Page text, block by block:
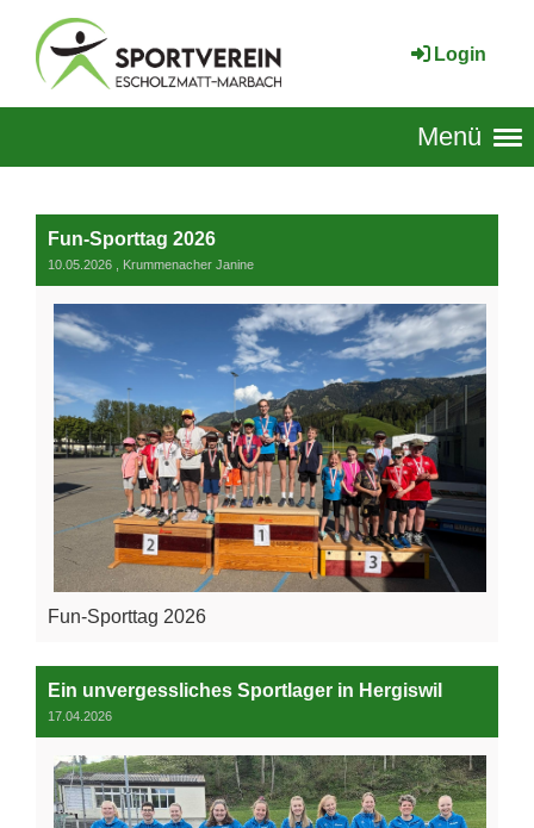
Login
Menü
Fun-Sporttag 2026
10.05.2026 , Krummenacher Janine
Fun-Sporttag 2026
Ein unvergessliches Sportlager in Hergiswil
17.04.2026